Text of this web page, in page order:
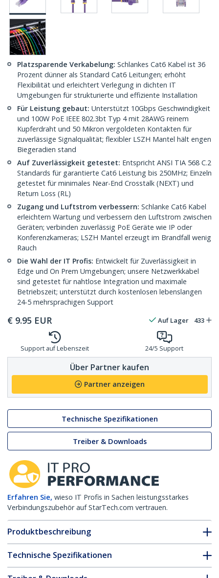
Platzsparende Verkabelung: Schlankes Cat6 Kabel ist 36
Prozent dünner als Standard Cat6 Leitungen; erhöht
Flexibilität und erleichtert Verlegung in dichten IT
Umgebungen für strukturierte und effiziente Installation
Für Leistung gebaut: Unterstützt 10Gbps Geschwindigkeit
und 100W PoE IEEE 802.3bt Typ 4 mit 28AWG reinem
Kupferdraht und 50 Mikron vergoldeten Kontakten für
zuverlässige Signalqualität; flexibler LSZH Mantel hält engen
Biegeradien stand
Auf Zuverlässigkeit getestet: Entspricht ANSI TIA 568 C.2
Standards für garantierte Cat6 Leistung bis 250MHz; Einzeln
getestet für minimales Near-End Crosstalk (NEXT) und
Return Loss (RL)
Zugang und Luftstrom verbessern: Schlanke Cat6 Kabel
erleichtern Wartung und verbessern den Luftstrom zwischen
Geräten; verbinden zuverlässig PoE Geräte wie IP oder
Konferenzkameras; LSZH Mantel erzeugt im Brandfall wenig
Rauch
Die Wahl der IT Profis: Entwickelt für Zuverlässigkeit in
Edge und On Prem Umgebungen; unsere Netzwerkkabel
sind getestet für nahtlose Integration und maximale
Betriebszeit; unterstützt durch kostenlosen lebenslangen
24-5 mehrsprachigen Support
€ 9.95 EUR Auf Lager 433
Support auf Lebenszeit 24/5 Support
Über Partner kaufen
Partner anzeigen
Technische Spezifikationen
Treiber & Downloads
Erfahren Sie, wieso IT Profis in Sachen leistungsstarkes
Verbindungszubehör auf StarTech.com vertrauen.
Produktbeschreibung
Technische Spezifikationen